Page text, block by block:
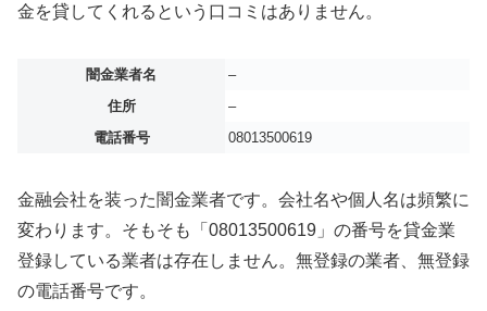
金を貸してくれるという口コミはありません。
闇金業者名
–
住所
–
電話番号
08013500619
金融会社を装った闇金業者です。会社名や個人名は頻繁に
変わります。そもそも「08013500619」の番号を貸金業
登録している業者は存在しません。無登録の業者、無登録
の電話番号です。